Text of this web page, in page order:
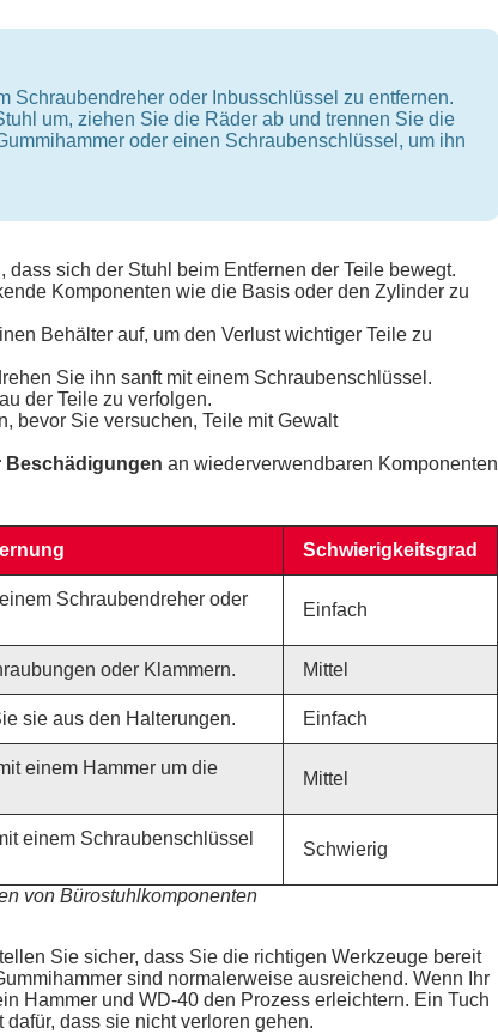
Schraubendreher oder Inbusschlüssel zu entfernen.
um, ziehen Sie die Räder ab und trennen Sie die
oder einen Schraubenschlüssel, um ihn
dass sich der Stuhl beim Entfernen der Teile bewegt.
Komponenten wie die Basis oder den Zylinder zu
Behälter auf, um den Verlust wichtiger Teile zu
Sie ihn sanft mit einem Schraubenschlüssel.
der Teile zu verfolgen.
bevor Sie versuchen, Teile mit Gewalt
Beschädigungen an wiederverwendbaren Komponenten
Schwierigkeitsgrad
Schraubendreher oder
Einfach
oder Klammern. Mittel
sie aus den Halterungen. Einfach
einem Hammer um die
Mittel
einem Schraubenschlüssel
Schwierig
von Bürostuhlkomponenten
Sie sicher, dass Sie die richtigen Werkzeuge bereit
sind normalerweise ausreichend. Wenn Ihr
Hammer und WD-40 den Prozess erleichtern. Ein Tuch
dass sie nicht verloren gehen.